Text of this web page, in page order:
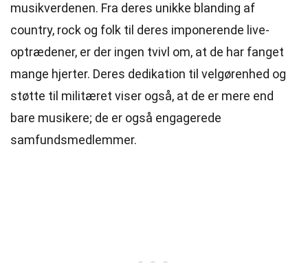
musikverdenen. Fra deres unikke blanding af
country, rock og folk til deres imponerende live-
optrædener, er der ingen tvivl om, at de har fanget
mange hjerter. Deres dedikation til velgørenhed og
støtte til militæret viser også, at de er mere end
bare musikere; de er også engagerede
samfundsmedlemmer.